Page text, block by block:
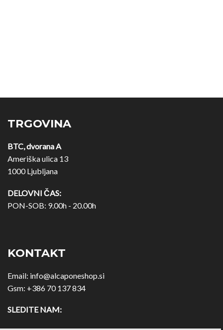
TRGOVINA
BTC, dvorana A
Ameriška ulica 13
1000 Ljubljana
DELOVNI ČAS:
PON-SOB: 9.00h - 20.00h
KONTAKT
Email: info@alcaponeshop.si
Gsm: +386 70 137 834
SLEDITE NAM: